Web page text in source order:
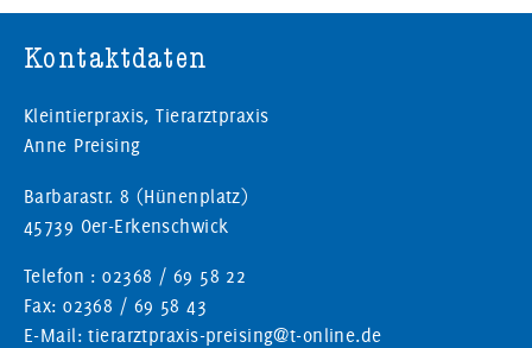
Kontaktdaten
Kleintierpraxis, Tierarztpraxis
Anne Preising
Barbarastr. 8 (Hünenplatz)
45739 Oer-Erkenschwick
Telefon : 02368 / 69 58 22
Fax: 02368 / 69 58 43
E-Mail: tierarztpraxis-preising@t-online.de